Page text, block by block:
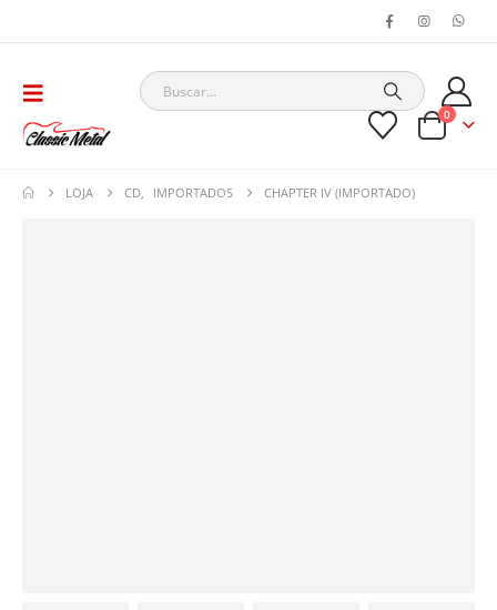
0
LOJA CD IMPORTADOS CHAPTER IV (IMPORTADO)